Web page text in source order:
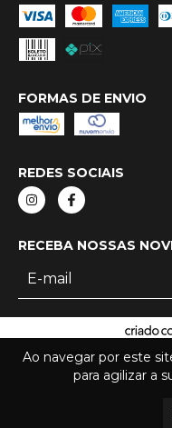
Ao navegar por este
para agilizar a
FORMAS DE ENVIO
REDES SOCIAIS
RECEBA NOSSAS
COPYRIGHT BRADO